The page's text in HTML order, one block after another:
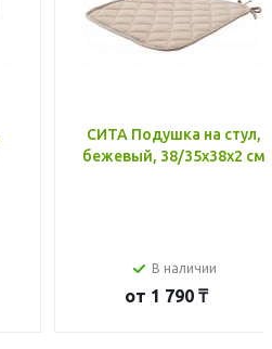
СИТА Подушка на стул,
бежевый, 38/35x38x2 см
В наличии
от 1 790 ₸